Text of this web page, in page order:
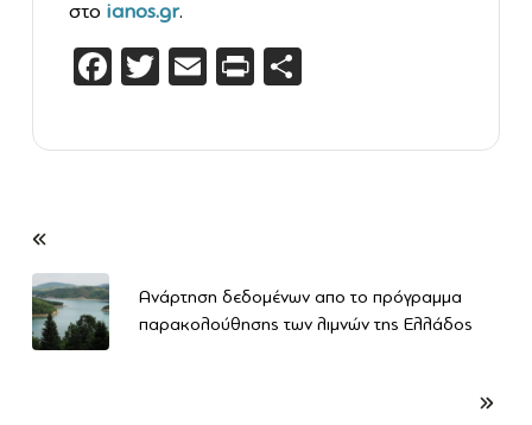
στο ianos.gr.
Facebook
Twitter
EmailPrintFriendly
Ανάρτηση δεδομένων απο το πρόγραμμα
παρακολούθησης των λιμνών της Ελλάδος